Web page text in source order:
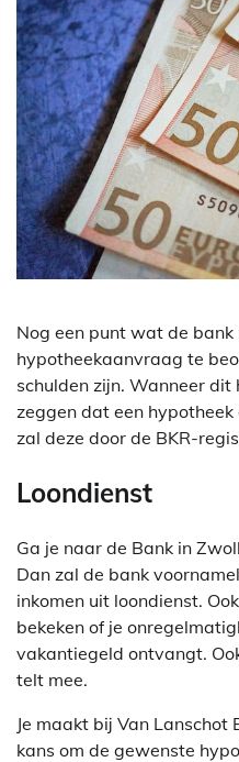
Nog een punt wat de bank
hypotheekaanvraag te
schulden zijn. Wanneer
zeggen dat een
zal deze door de BKR-
Loondienst
Ga je naar de Bank in
Dan zal de bank
inkomen uit loondienst.
bekeken of je
vakantiegeld ontvangt.
telt mee.
Je maakt bij Van Lanschot
kans om de gewenste